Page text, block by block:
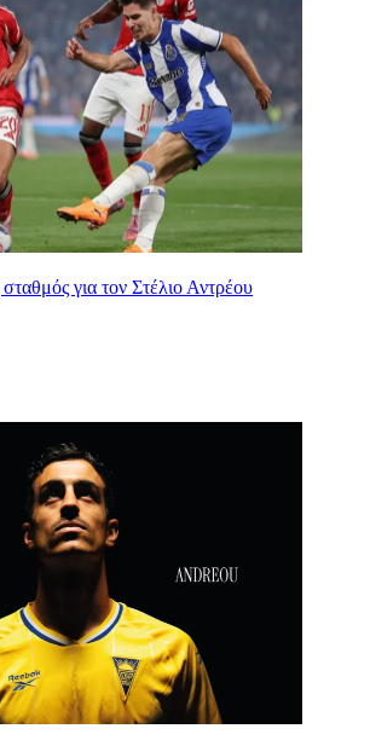
για τον Στέλιο Αντρέου